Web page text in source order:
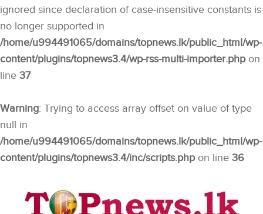
ignored since declaration of case-insensitive constants is
no longer supported in
/home/u994491065/domains/topnews.lk/public_html/wp-
content/plugins/topnews3.4/wp-rss-multi-importer.phpon
line 37
Warning: Trying to access array offset on value of type
null in
/home/u994491065/domains/topnews.lk/public_html/wp-
content/plugins/topnews3.4/inc/scripts.phpon line 36